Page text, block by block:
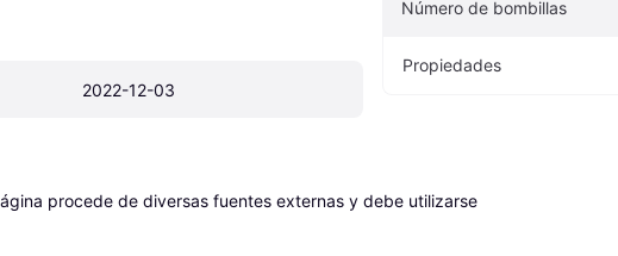
2022-12-03
Número de bombillas
Propiedades
procede de diversas fuentes externas y debe utilizarse